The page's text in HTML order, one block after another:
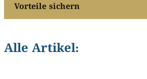
Vorteile sichern
Alle Artikel: